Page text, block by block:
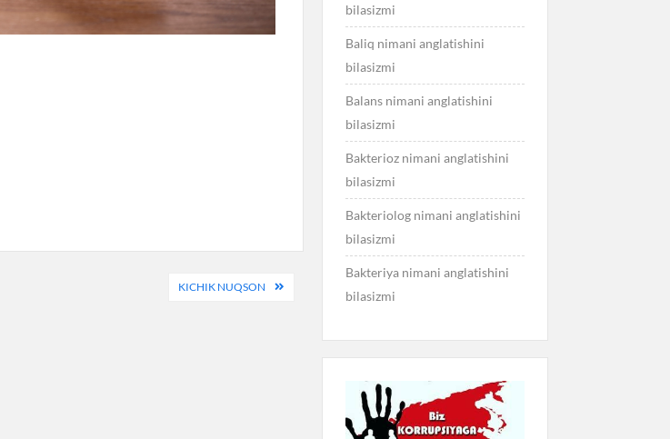
KICHIK NUQSON
bilasizmi
Baliq nimani anglatishini
bilasizmi
Balans nimani anglatishini
bilasizmi
Bakterioz nimani anglatishini
bilasizmi
Bakteriolog nimani anglatishini
bilasizmi
Bakteriya nimani anglatishini
bilasizmi